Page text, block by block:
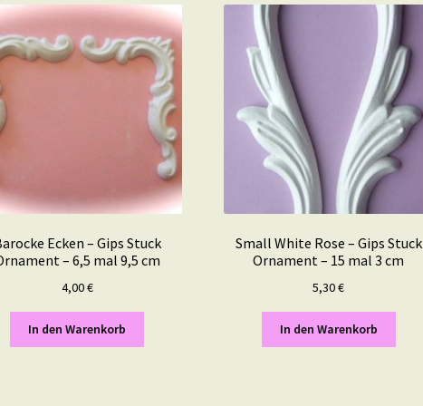
Ecken – Gips Stuck
– 6,5 mal 9,5 cm
4,00€
In den Warenkorb
Small White Rose – Gips Stuck
Ornament – 15 mal 3 cm
5,30€
In den Warenkorb